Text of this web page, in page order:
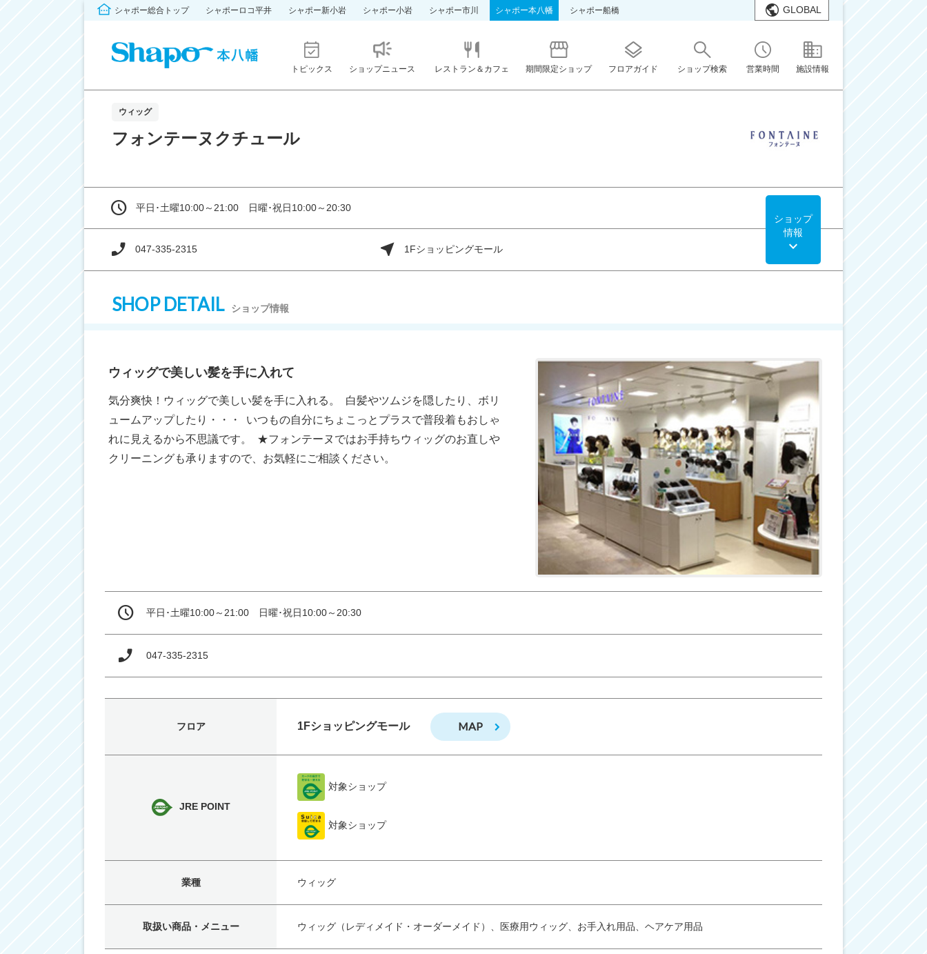
シャポー総合トップ シャポーロコ平井 シャポー新小岩 シャポー小岩 シャポー市川 シャポー本八幡 シャポー船橋 GLOBAL
トピックス ショップニュース レストラン＆カフェ 期間限定ショップ フロアガイド ショップ検索 営業時間 施設情報
ウィッグ
フォンテーヌクチュール
平日･土曜10:00～21:00 日曜･祝日10:00～20:30
047-335-2315 1Fショッピングモール
ショップ
情報
SHOP DETAIL ショップ情報
ウィッグで美しい髪を手に入れて
気分爽快！ウィッグで美しい髪を手に入れる。  白髪やツムジを隠したり、ボリ
ュームアップしたり・・・  いつもの自分にちょこっとプラスで普段着もおしゃ
れに見えるから不思議です。  ★フォンテーヌではお手持ちウィッグのお直しや
クリーニングも承りますので、お気軽にご相談ください。
平日･土曜10:00～21:00　日曜･祝日10:00～20:30
047-335-2315
フロア 1Fショッピングモール MAP
JRE POINT
対象ショップ
対象ショップ
業種 ウィッグ
取扱い商品・メニュー ウィッグ（レディメイド・オーダーメイド）、医療用ウィッグ、お手入れ用品、ヘアケア用品